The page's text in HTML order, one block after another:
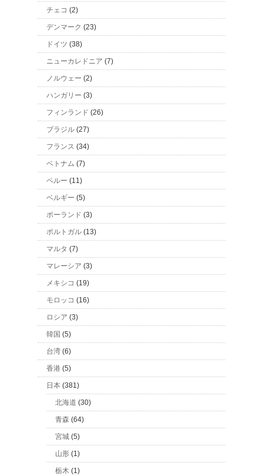
チェコ (2)
デンマーク (23)
ドイツ (38)
ニューカレドニア (7)
ノルウェー (2)
ハンガリー (3)
フィンランド (26)
ブラジル (27)
フランス (34)
ベトナム (7)
ペルー (11)
ベルギー (5)
ポーランド (3)
ポルトガル (13)
マルタ (7)
マレーシア (3)
メキシコ (19)
モロッコ (16)
ロシア (3)
韓国 (5)
台湾 (6)
香港 (5)
日本 (381)
北海道 (30)
青森 (64)
宮城 (5)
山形 (1)
栃木 (1)